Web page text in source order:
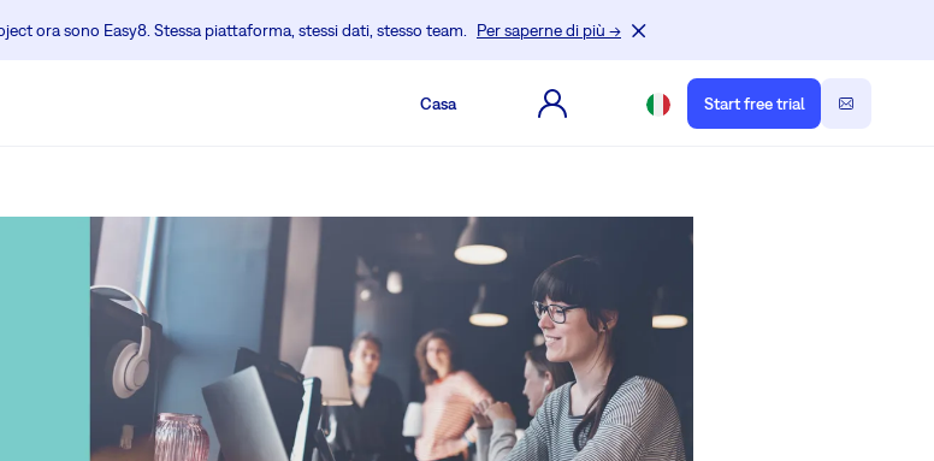
ora sono Easy8. Stessa piattaforma, stessi dati, stesso team. Per saperne di più →
Casa Start free trial